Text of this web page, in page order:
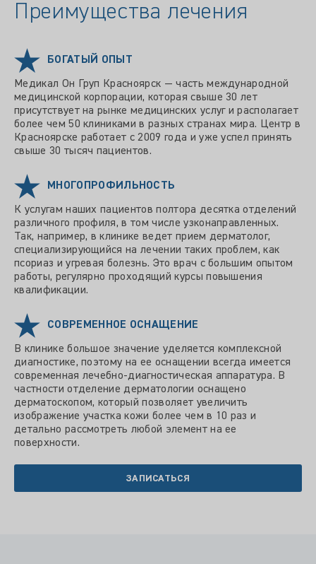
Преимущества лечения
БОГАТЫЙ ОПЫТ
Медикал Он Груп Красноярск — часть международной
медицинской корпорации, которая свыше 30 лет
присутствует на рынке медицинских услуг и располагает
более чем 50 клиниками в разных странах мира. Центр в
Красноярске работает с 2009 года и уже успел принять
свыше 30 тысяч пациентов.
МНОГОПРОФИЛЬНОСТЬ
К услугам наших пациентов полтора десятка отделений
различного профиля, в том числе узконаправленных.
Так, например, в клинике ведет прием дерматолог,
специализирующийся на лечении таких проблем, как
псориаз и угревая болезнь. Это врач с большим опытом
работы, регулярно проходящий курсы повышения
квалификации.
СОВРЕМЕННОЕ ОСНАЩЕНИЕ
В клинике большое значение уделяется комплексной
диагностике, поэтому на ее оснащении всегда имеется
современная лечебно-диагностическая аппаратура. В
частности отделение дерматологии оснащено
дерматоскопом, который позволяет увеличить
изображение участка кожи более чем в 10 раз и
детально рассмотреть любой элемент на ее
поверхности.
ЗАПИСАТЬСЯ